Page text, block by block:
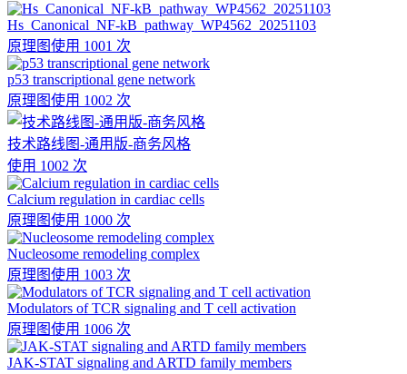
Hs_Canonical_NF-kB_pathway_WP4562_20251103
原理图使用 1001 次
p53 transcriptional gene network
原理图使用 1002 次
技术路线图-通用版-商务风格
使用 1002 次
Calcium regulation in cardiac cells
原理图使用 1000 次
Nucleosome remodeling complex
原理图使用 1003 次
Modulators of TCR signaling and T cell activation
原理图使用 1006 次
JAK-STAT signaling and ARTD family members